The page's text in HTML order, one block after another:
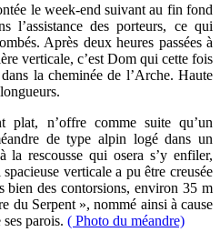
le week-end suivant au fin fond
l’assistance des porteurs, ce qui
Après deux heures passées à
verticale, c’est Dom qui cette fois
la cheminée de l’Arche. Haute
plat, n’offre comme suite qu’un
de type alpin logé dans un
la rescousse qui osera s’y enfiler,
verticale a pu être creusée
bien des contorsions, environ 35 m
du Serpent », nommé ainsi à cause
parois. ( Photo du méandre)